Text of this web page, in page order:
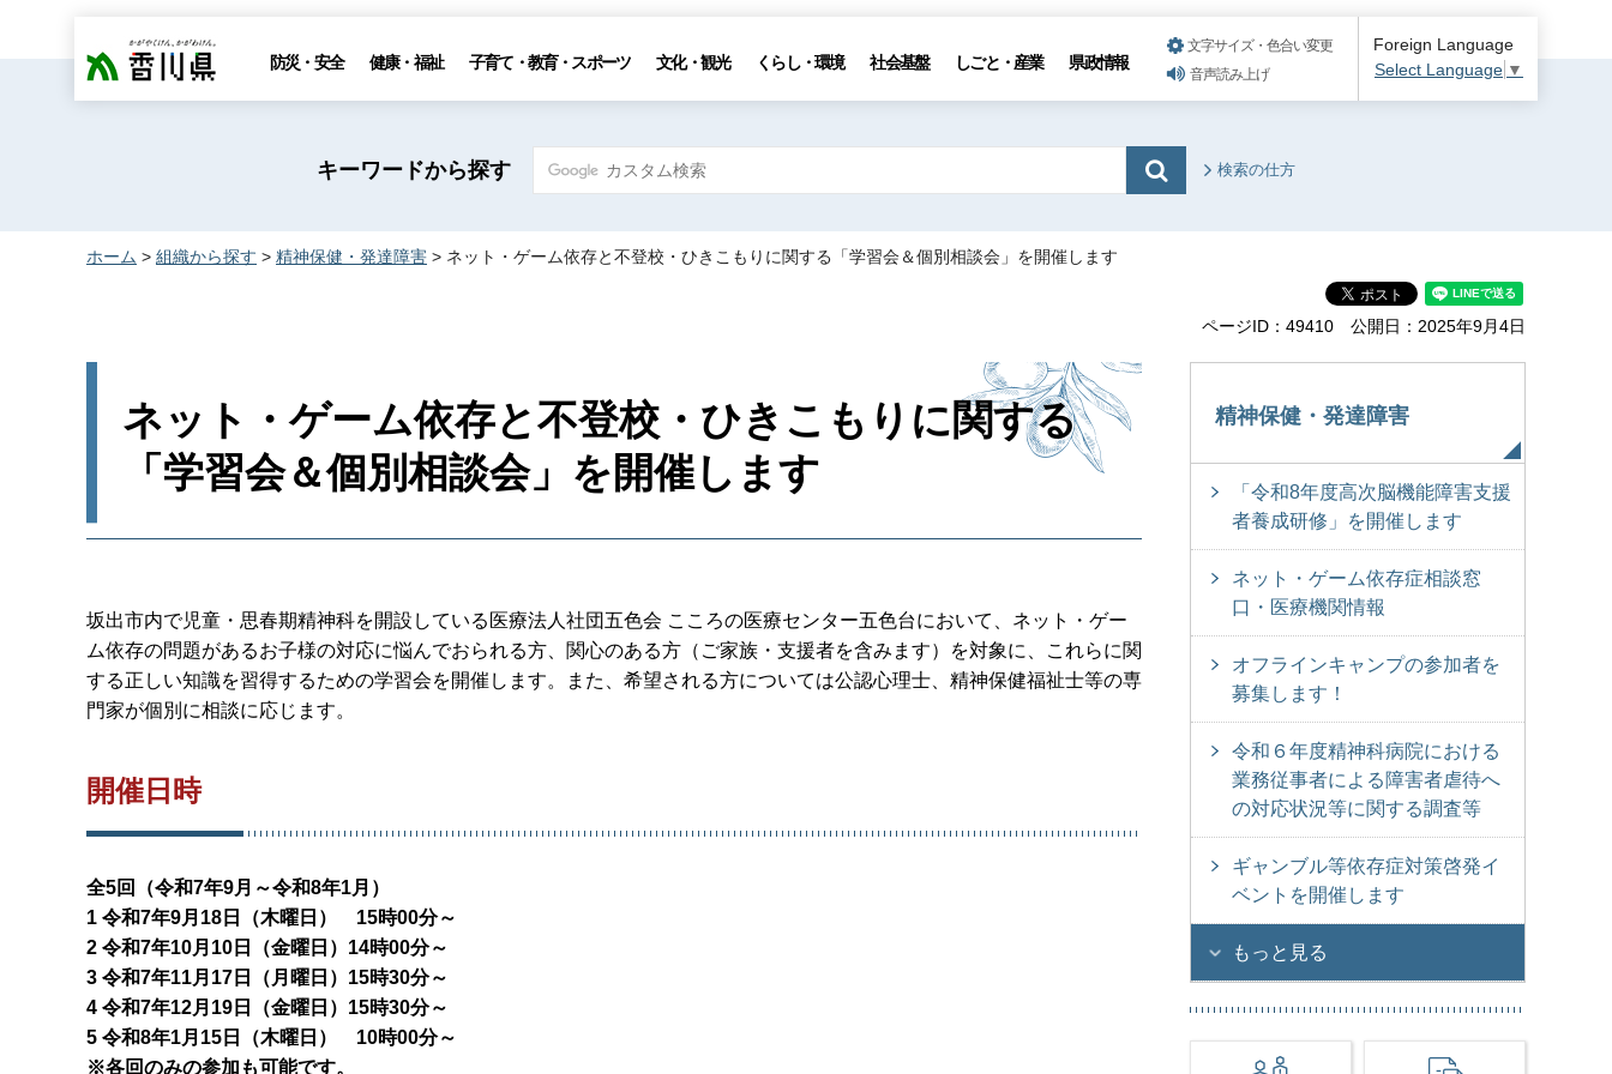
香川県 防災・安全 健康・福祉 子育て・教育・スポーツ 文化・観光 くらし・環境 社会基盤 しごと・産業 県政情報
文字サイズ・色合い変更
音声読み上げ
Foreign Language
Select Language ▼
キーワードから探す 検索の仕方
ホーム > 組織から探す > 精神保健・発達障害 > ネット・ゲーム依存と不登校・ひきこもりに関する「学習会＆個別相談会」を開催します
ページID：49410 公開日：2025年9月4日
ネット・ゲーム依存と不登校・ひきこもりに関する
「学習会＆個別相談会」を開催します
坂出市内で児童・思春期精神科を開設している医療法人社団五色会 こころの医療センター五色台において、ネット・ゲー
ム依存の問題があるお子様の対応に悩んでおられる方、関心のある方（ご家族・支援者を含みます）を対象に、これらに関
する正しい知識を習得するための学習会を開催します。また、希望される方については公認心理士、精神保健福祉士等の専
門家が個別に相談に応じます。
開催日時
全5回（令和7年9月～令和8年1月）
1 令和7年9月18日（木曜日） 15時00分～
2 令和7年10月10日（金曜日）14時00分～
3 令和7年11月17日（月曜日）15時30分～
4 令和7年12月19日（金曜日）15時30分～
5 令和8年1月15日（木曜日） 10時00分～
※各回のみの参加も可能です。
精神保健・発達障害
「令和8年度高次脳機能障害支援
者養成研修」を開催します
ネット・ゲーム依存症相談窓
口・医療機関情報
オフラインキャンプの参加者を
募集します！
令和６年度精神科病院における
業務従事者による障害者虐待へ
の対応状況等に関する調査等
ギャンブル等依存症対策啓発イ
ベントを開催します
もっと見る